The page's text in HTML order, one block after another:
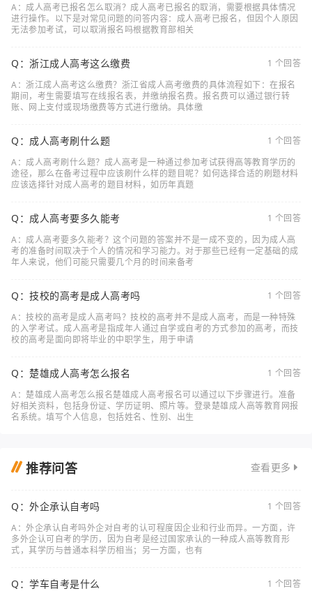
A：成人高考已报名怎么取消？成人高考已报名的取消，需要根据具体情况
进行操作。以下是对常见问题的问答内容：成人高考已报名，但因个人原因
无法参加考试，可以取消报名吗根据教育部相关
Q：浙江成人高考这么缴费
1 个回答
A：浙江成人高考这么缴费？浙江省成人高考缴费的具体流程如下：在报名
期间，考生需要填写在线报名表，并缴纳报名费。报名费可以通过银行转
账、网上支付或现场缴费等方式进行缴纳。具体缴
Q：成人高考刷什么题
1 个回答
A：成人高考刷什么题？成人高考是一种通过参加考试获得高等教育学历的
途径，那么在备考过程中应该刷什么样的题目呢？如何选择合适的刷题材料
应该选择针对成人高考的题目材料，如历年真题
Q：成人高考要多久能考
1 个回答
A：成人高考要多久能考？这个问题的答案并不是一成不变的，因为成人高
考的准备时间取决于个人的情况和学习能力。对于那些已经有一定基础的成
年人来说，他们可能只需要几个月的时间来备考
Q：技校的高考是成人高考吗
1 个回答
A：技校的高考是成人高考吗？技校的高考并不是成人高考，而是一种特殊
的入学考试。成人高考是指成年人通过自学或自考的方式参加的高考，而技
校的高考是面向即将毕业的中职学生，用于申请
Q：楚雄成人高考怎么报名
1 个回答
A：楚雄成人高考怎么报名楚雄成人高考报名可以通过以下步骤进行。准备
好相关资料，包括身份证、学历证明、照片等。登录楚雄成人高等教育网报
名系统。填写个人信息，包括姓名、性别、出生
推荐问答 查看更多
Q：外企承认自考吗
1 个回答
A：外企承认自考吗外企对自考的认可程度因企业和行业而异。一方面，许
多外企认可自考的学历，因为自考是经过国家承认的一种成人高等教育形
式，其学历与普通本科学历相当；另一方面，也有
Q：学车自考是什么
1 个回答